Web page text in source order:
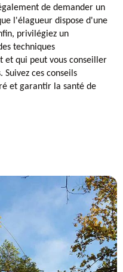
de demander un
l'élagueur dispose d'une
privilégiez un
techniques
et qui peut vous conseiller
ces conseils
et garantir la santé de